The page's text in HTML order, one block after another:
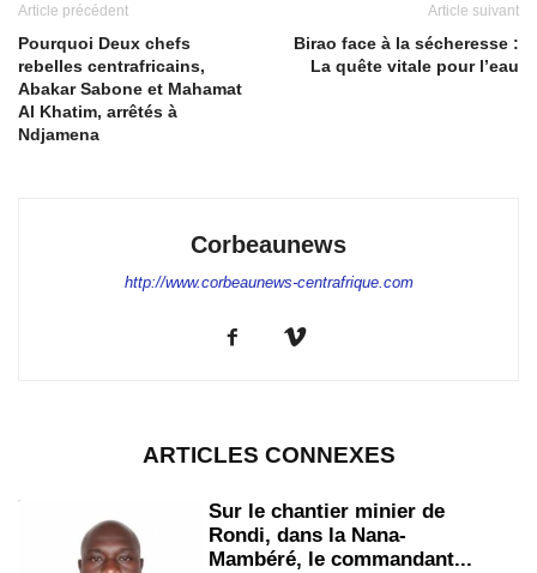
Article précédent
Pourquoi Deux chefs
rebelles centrafricains,
Abakar Sabone et Mahamat
Al Khatim, arrêtés à
Ndjamena
Article suivant
Birao face à la sécheresse :
La quête vitale pour l’eau
Corbeaunews
http://www.corbeaunews-centrafrique.com
ARTICLES CONNEXES
Sur le chantier minier de
Rondi, dans la Nana-
Mambéré, le commandant...